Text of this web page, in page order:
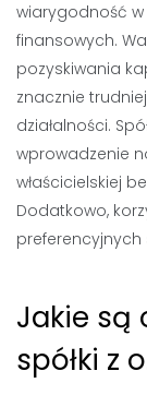
wiarygodność
finansowych.
pozyskiwania
znacznie
działalności.
wprowadzenie
właścicielskiej
Dodatkowo,
preferencyjnych
Jakie są
spółki z